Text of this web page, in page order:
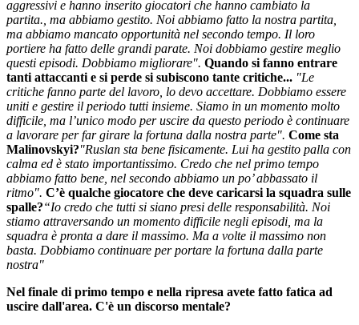
aggressivi e hanno inserito giocatori che hanno cambiato la
partita., ma abbiamo gestito. Noi abbiamo fatto la nostra partita,
ma abbiamo mancato opportunità nel secondo tempo. Il loro
portiere ha fatto delle grandi parate. Noi dobbiamo gestire meglio
questi episodi. Dobbiamo migliorare". Quando si fanno entrare
tanti attaccanti e si perde si subiscono tante critiche... "Le
critiche fanno parte del lavoro, lo devo accettare. Dobbiamo essere
uniti e gestire il periodo tutti insieme. Siamo in un momento molto
difficile, ma l’unico modo per uscire da questo periodo è continuare
a lavorare per far girare la fortuna dalla nostra parte". Come sta
Malinovskyi?"Ruslan sta bene fisicamente. Lui ha gestito palla con
calma ed è stato importantissimo. Credo che nel primo tempo
abbiamo fatto bene, nel secondo abbiamo un po’ abbassato il
ritmo". C’è qualche giocatore che deve caricarsi la squadra sulle
spalle?“Io credo che tutti si siano presi delle responsabilità. Noi
stiamo attraversando un momento difficile negli episodi, ma la
squadra è pronta a dare il massimo. Ma a volte il massimo non
basta. Dobbiamo continuare per portare la fortuna dalla parte
nostra"
Nel finale di primo tempo e nella ripresa avete fatto fatica ad
uscire dall'area. C'è un discorso mentale?